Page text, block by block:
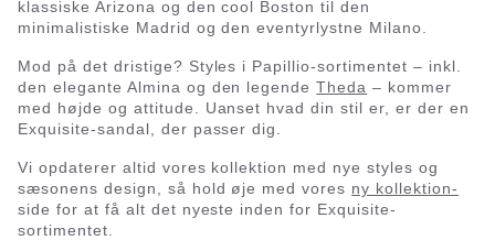
klassiske Arizona og den cool Boston til den
minimalistiske Madrid og den eventyrlystne Milano.
Mod på det dristige? Styles i Papillio-sortimentet – inkl.
den elegante Almina og den legendeTheda – kommer
med højde og attitude. Uanset hvad din stil er, er der en
Exquisite-sandal, der passer dig.
Vi opdaterer altid vores kollektion med nye styles og
sæsonens design, så hold øje med vores ny kollektion-
side for at få alt det nyeste inden for Exquisite-
sortimentet.